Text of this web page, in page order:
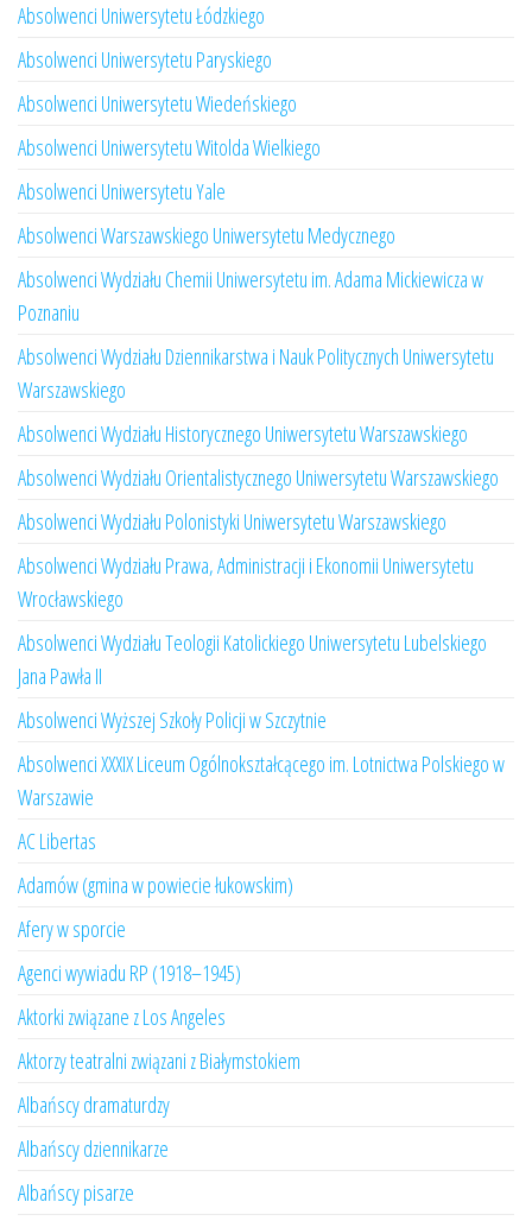
Absolwenci Uniwersytetu Łódzkiego
Absolwenci Uniwersytetu Paryskiego
Absolwenci Uniwersytetu Wiedeńskiego
Absolwenci Uniwersytetu Witolda Wielkiego
Absolwenci Uniwersytetu Yale
Absolwenci Warszawskiego Uniwersytetu Medycznego
Absolwenci Wydziału Chemii Uniwersytetu im. Adama Mickiewicza w
Poznaniu
Absolwenci Wydziału Dziennikarstwa i Nauk Politycznych Uniwersytetu
Warszawskiego
Absolwenci Wydziału Historycznego Uniwersytetu Warszawskiego
Absolwenci Wydziału Orientalistycznego Uniwersytetu Warszawskiego
Absolwenci Wydziału Polonistyki Uniwersytetu Warszawskiego
Absolwenci Wydziału Prawa, Administracji i Ekonomii Uniwersytetu
Wrocławskiego
Absolwenci Wydziału Teologii Katolickiego Uniwersytetu Lubelskiego
Jana Pawła II
Absolwenci Wyższej Szkoły Policji w Szczytnie
Absolwenci XXXIX Liceum Ogólnokształcącego im. Lotnictwa Polskiego w
Warszawie
AC Libertas
Adamów (gmina w powiecie łukowskim)
Afery w sporcie
Agenci wywiadu RP (1918–1945)
Aktorki związane z Los Angeles
Aktorzy teatralni związani z Białymstokiem
Albańscy dramaturdzy
Albańscy dziennikarze
Albańscy pisarze